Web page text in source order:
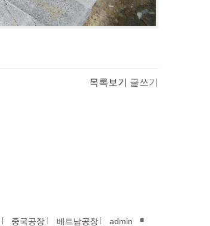
목록보기 글쓰기
중국공장 베트남공장 admin ■